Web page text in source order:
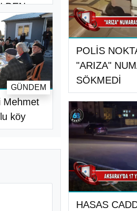
DEN..
Mehmet
köy
GÜNDEM
POLİS
"ARIZA"
SÖKMEDİ
HASAS